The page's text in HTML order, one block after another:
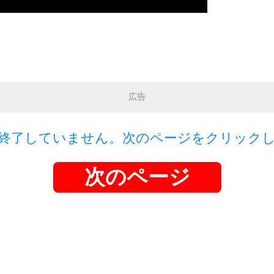
広告
了していません。次のページをクリック
次のページ